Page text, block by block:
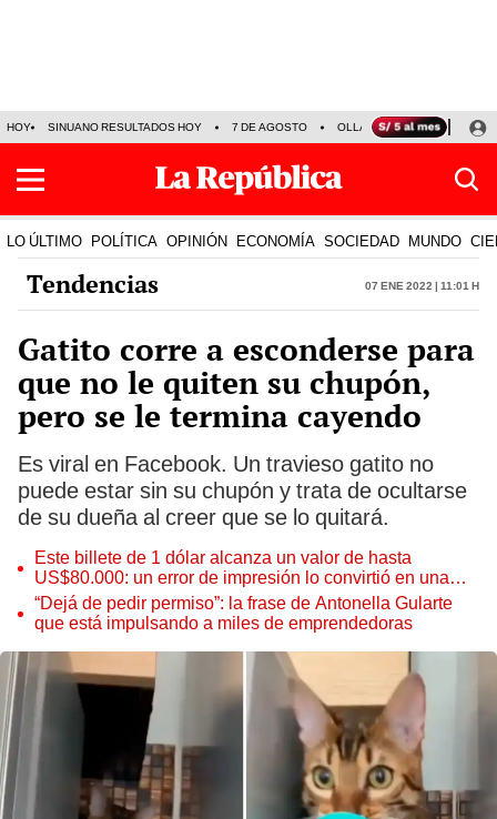
HOY SINUANO RESULTADOS HOY 7 DE AGOSTO OLLANTA HUMALA
LO ÚLTIMO POLÍTICA OPINIÓN ECONOMÍA SOCIEDAD MUNDO
Tendencias 07 Ene 2022 | 11:01 h
Gatito corre a esconderse para
que no le quiten su chupón,
pero se le termina cayendo
Es viral en Facebook. Un travieso gatito no
puede estar sin su chupón y trata de ocultarse
de su dueña al creer que se lo quitará.
Este billete de 1 dólar alcanza un valor de hasta
US$80.000: un error de impresión lo convirtió en una
pieza única que hoy buscan coleccionistas de todo el
mundo
“Dejá de pedir permiso”: la frase de Antonella Gularte
que está impulsando a miles de emprendedoras